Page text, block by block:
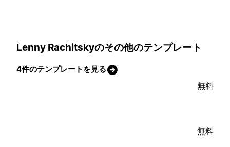
Lenny Rachitskyのその他のテンプレート
4件のテンプレートを見る
無料
無料